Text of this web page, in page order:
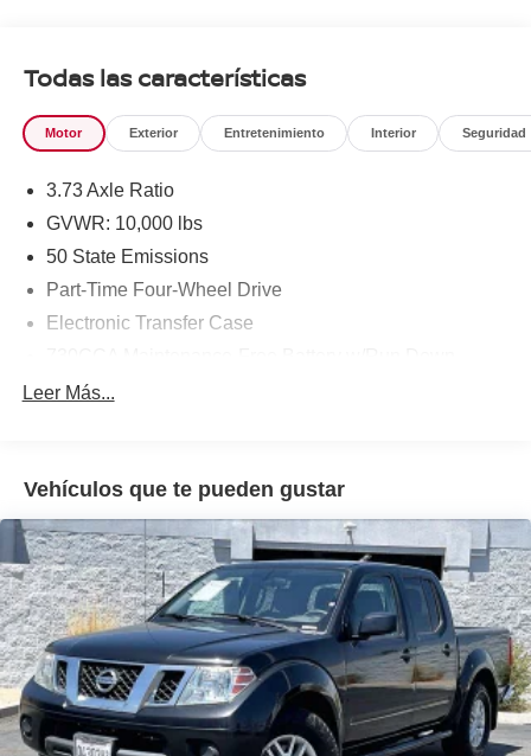
Todas las características
Motor Exterior Entretenimiento Interior Seguridad
3.73 Axle Ratio
GVWR: 10,000 lbs
50 State Emissions
Part-Time Four-Wheel Drive
Electronic Transfer Case
Protection
Tip Start
Class V Towing Equipment -inc: Hitch, Brake
Controller and Trailer Sway Control
3180# Maximum Payload
HD Gas-Pressurized Shock Absorbers
Front And Rear Anti-Roll Bars
HD Suspension
Hydraulic Power-Assist Steering
Leer Más...
Vehículos que te pueden gustar